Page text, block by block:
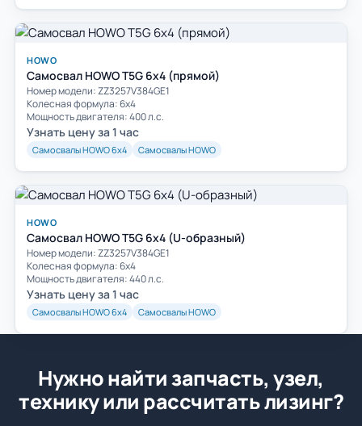
HOWO
Самосвал HOWO T5G 6x4 (прямой)
Номер модели: ZZ3257V384GE1
Колесная формула: 6х4
Мощность двигателя: 400 л.с.
Узнать цену за 1 час
Самосвалы HOWO 6х4 Самосвалы HOWO
HOWO
Самосвал HOWO T5G 6x4 (U-образный)
Номер модели: ZZ3257V384GE1
Колесная формула: 6х4
Мощность двигателя: 440 л.с.
Узнать цену за 1 час
Самосвалы HOWO 6х4 Самосвалы HOWO
Нужно найти запчасть, узел,
технику или рассчитать лизинг?